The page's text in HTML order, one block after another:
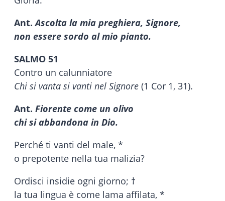
Ant.Ascolta la mia preghiera, Signore,
non essere sordo al mio pianto.
SALMO 51
Contro un calunniatore
Chi si vanta si vanti nel Signore (1 Cor 1, 31).
Ant. Fiorente come un olivo
chi si abbandona in Dio.
Perché ti vanti del male, *
o prepotente nella tua malizia?
Ordisci insidie ogni giorno; †
la tua lingua è come lama affilata, *